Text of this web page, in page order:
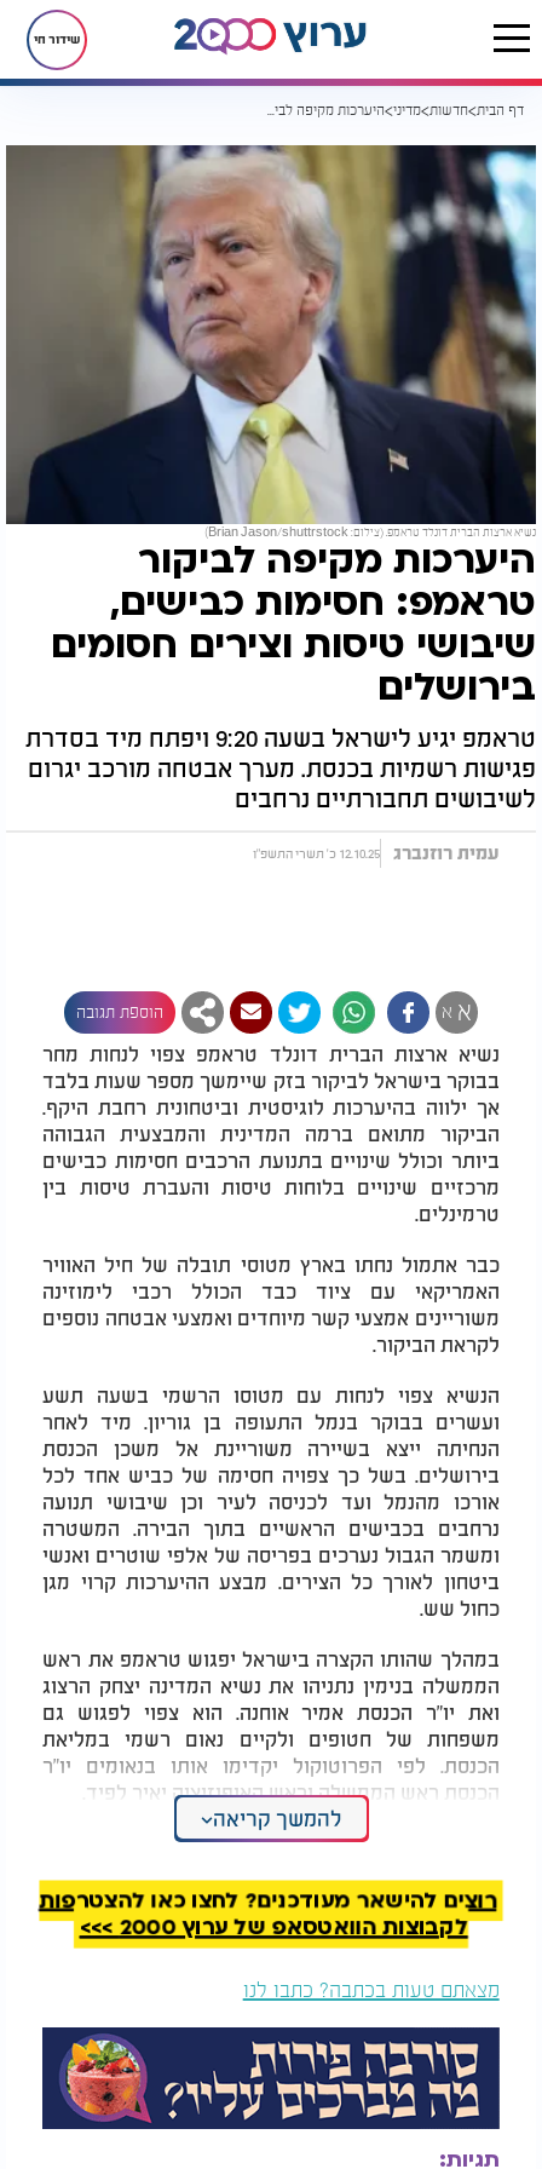
שידור חי
דף הבית חדשות מדיני היערכות מקיפה לביקור טראמפ: חסימות כבישים, שיבושי טיסות וצירים חסומים בירושלים
נשיא ארצות הברית דונלד טראמפ. (צילום: Brian Jason/shuttrstock)
היערכות מקיפה לביקור
טראמפ: חסימות כבישים,
שיבושי טיסות וצירים חסומים
בירושלים
טראמפ יגיע לישראל בשעה 9:20 ויפתח מיד בסדרת
פגישות רשמיות בכנסת. מערך אבטחה מורכב יגרום
לשיבושים תחבורתיים נרחבים
עמית רוזנברג 12.10.25 כ' תשרי התשפ"ו
א א הוספת תגובה
נשיא ארצות הברית דונלד טראמפ צפוי לנחות מחר
בבוקר בישראל לביקור בזק שיימשך מספר שעות בלבד
אך ילווה בהיערכות לוגיסטית וביטחונית רחבת היקף.
הביקור מתואם ברמה המדינית והמבצעית הגבוהה
ביותר וכולל שינויים בתנועת הרכבים חסימות כבישים
מרכזיים שינויים בלוחות טיסות והעברת טיסות בין
טרמינלים.
כבר אתמול נחתו בארץ מטוסי תובלה של חיל האוויר
האמריקאי עם ציוד כבד הכולל רכבי לימוזינה
משוריינים אמצעי קשר מיוחדים ואמצעי אבטחה נוספים
לקראת הביקור.
הנשיא צפוי לנחות עם מטוסו הרשמי בשעה תשע
ועשרים בבוקר בנמל התעופה בן גוריון. מיד לאחר
הנחיתה ייצא בשיירה משוריינת אל משכן הכנסת
בירושלים. בשל כך צפויה חסימה של כביש אחד לכל
אורכו מהנמל ועד לכניסה לעיר וכן שיבושי תנועה
נרחבים בכבישים הראשיים בתוך הבירה. המשטרה
ומשמר הגבול נערכים בפריסה של אלפי שוטרים ואנשי
ביטחון לאורך כל הצירים. מבצע ההיערכות קרוי מגן
כחול שש.
במהלך שהותו הקצרה בישראל יפגוש טראמפ את ראש
הממשלה בנימין נתניהו את נשיא המדינה יצחק הרצוג
ואת יו"ר הכנסת אמיר אוחנה. הוא צפוי לפגוש גם
משפחות של חטופים ולקיים נאום רשמי במליאת
הכנסת. לפי הפרוטוקול יקדימו אותו בנאומים יו"ר
הכנסת ראש הממשלה וראש האופוזיציה יאיר לפיד.
לאחר סיום הביקור בכנסת ישוב טראמפ לנתב"ג וימריא
בשארם א שייח בהשתתפות מנהיגים מהאזור ומאירופה.
מטרת הפסגה היא לגבש חזית בין לאומית שתתמוך
ביוזמת הפסקת הלחימה שמובילה ארצות הברית.
המלצות נוספות
להמשך קריאה
רוצים להישאר מעודכנים? לחצו כאן להצטרפות
לקבוצות הוואטסאפ של ערוץ 2000 >>>
מצאתם טעות בכתבה? כתבו לנו
תגיות: